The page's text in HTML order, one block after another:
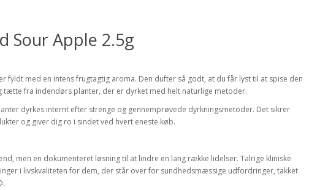
Sour Apple 2.5g
fyldt med en intens frugtagtig aroma. Den dufter så godt, at du får lyst til at spise den
fra indendørs planter, der er dyrket med helt naturlige metoder.
dyrkes internt efter strenge og gennemprøvede dyrkningsmetoder. Det sikrer
og giver dig ro i sindet ved hvert eneste køb.
men en dokumenteret løsning til at lindre en lang række lidelser. Talrige kliniske
i livskvaliteten for dem, der står over for sundhedsmæssige udfordringer, takket